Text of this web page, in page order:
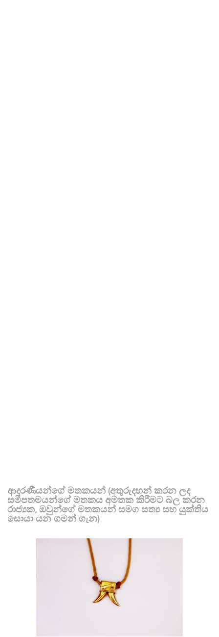
ආදරණීයන්ගේ මතකයන් (අතුරුදහන් කරන ලද
සමීපතමයන්ගේ මතකය අමතක කිරීමට බල කරන
රාජ්‍යක, ඔවුන්ගේ මතකයන් සමග සත්‍ය සහ යුක්තිය
සොයා යන ගමන් ගැන)